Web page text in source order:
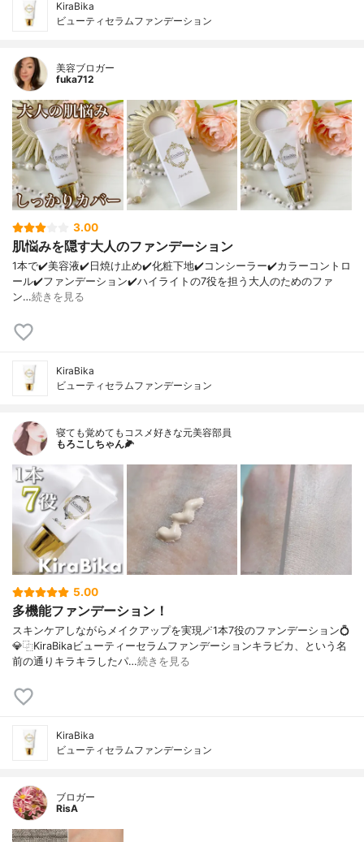
KiraBika
ビューティセラムファンデーション
美容ブロガー
fuka712
3.00
肌悩みを隠す大人のファンデーション
1本で⁣✔️美容液⁣✔️日焼け止め⁣✔️化粧下地⁣✔️コンシーラー⁣✔️カラーコントロ
ール⁣✔️ファンデーション⁣✔️ハイライト⁣の7役を担う大人のためのファ
ン…続きを見る
KiraBika
ビューティセラムファンデーション
寝ても覚めてもコスメ好きな元美容部員
もろこしちゃん🌽
5.00
多機能ファンデーション！
スキンケアしながらメイクアップを実現🪄1本7役のファンデーション💍
💎⿻KiraBikaビューティーセラムファンデーションキラビカ、という名
前の通りキラキラしたパ…続きを見る
KiraBika
ビューティセラムファンデーション
ブロガー
RisA